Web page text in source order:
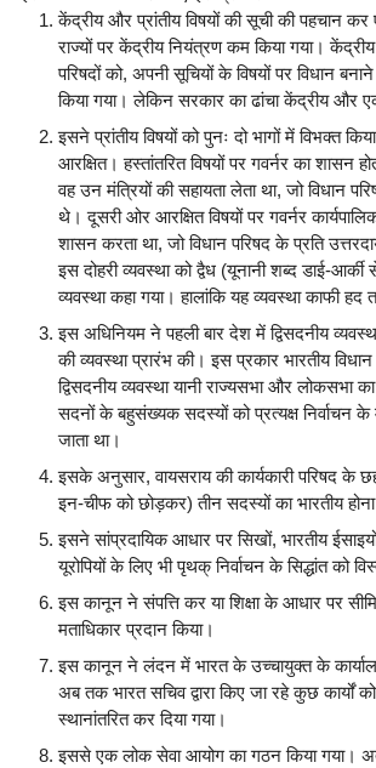
केंद्रीय और प्रांतीय विषयों की सूची की पहचान
राज्यों पर केंद्रीय नियंत्रण कम किया गया।
परिषदों को, अपनी सूचियों के विषयों पर विधान
किया गया। लेकिन सरकार का ढांचा केंद्रीय और
इसने प्रांतीय विषयों को पुनः दो भागों में विभक्त
आरक्षित। हस्तांतरित विषयों पर गवर्नर का शासन
वह उन मंत्रियों की सहायता लेता था, जो विधान
थे। दूसरी ओर आरक्षित विषयों पर गवर्नर
शासन करता था, जो विधान परिषद के प्रति
इस दोहरी व्यवस्था को द्वैध (यूनानी शब्द डाई-
व्यवस्था कहा गया। हालांकि यह व्यवस्था काफी
इस अधिनियम ने पहली बार देश में द्विसदनीय
की व्यवस्था प्रारंभ की। इस प्रकार भारतीय
द्विसदनीय व्यवस्था यानी राज्यसभा और लोकसभा
सदनों के बहुसंख्यक सदस्यों को प्रत्यक्ष निर्वाचन के
जाता था।
इसके अनुसार, वायसराय की कार्यकारी परिषद के
इन-चीफ को छोड़कर) तीन सदस्यों का भारतीय
इसने सांप्रदायिक आधार पर सिखों, भारतीय
यूरोपियों के लिए भी पृथक् निर्वाचन के सिद्धांत को
इस कानून ने संपत्ति कर या शिक्षा के आधार पर
मताधिकार प्रदान किया।
इस कानून ने लंदन में भारत के उच्चायुक्त के
अब तक भारत सचिव द्वारा किए जा रहे कुछ कार्यों
स्थानांतरित कर दिया गया।
इससे एक लोक सेवा आयोग का गठन किया गया।